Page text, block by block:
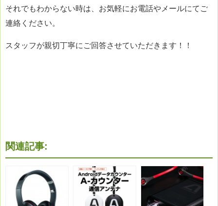
それでもわからない時は、お気軽にお電話やメールにてご
連絡ください。
スタッフが親切丁寧にご回答させていただきます！！
関連記事: